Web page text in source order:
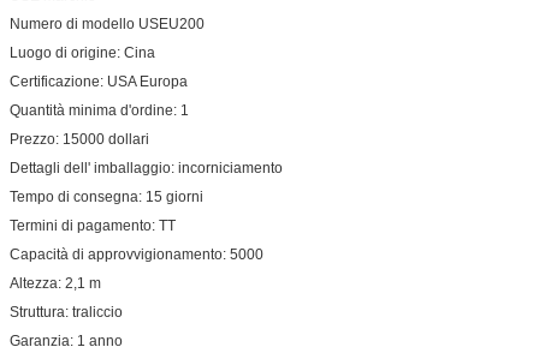
Numero di modello USEU200
Luogo di origine: Cina
Certificazione: USA Europa
Quantità minima d'ordine: 1
Prezzo: 15000 dollari
Dettagli dell' imballaggio: incorniciamento
Tempo di consegna: 15 giorni
Termini di pagamento: TT
Capacità di approvvigionamento: 5000
Altezza: 2,1 m
Struttura: traliccio
Garanzia: 1 anno